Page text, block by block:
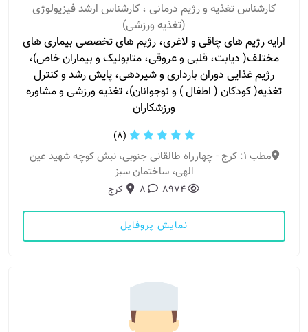
کارشناس تغذیه و رژیم درمانی ، کارشناس ارشد فیزیولوژی
(تغذیه ورزشی)
ارایه رژیم های چاقی و لاغری، رژیم های تخصصی بیماری های
مختلف( دیابت، قلبی و عروقی، متابولیک و بیماران خاص)،
رژیم غذایی دوران بارداری و شیردهی، پایش رشد و کنترل
تغذیه( کودکان ( اطفال ) و نوجوانان)، تغذیه ورزشی و مشاوره
ورزشکاران
(8)
مطب 1: کرج - چهارراه طالقانی جنوبی، نبش کوچه شهید عین
الهی، ساختمان سبز
8974
8 کرج
نمایش پروفایل